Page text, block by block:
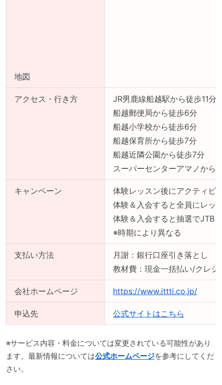
地図
アクセス・行き方
JR男鹿線船越駅から徒歩11分
船越郵便局から徒歩6分
船越小学校から徒歩6分
船越保育所から徒歩7分
船越近隣公園から徒歩7分
スーパーセンターアマノから
キャンペーン
体験レッスン後にアクティビ
体験＆入会すると全員にレッ
体験＆入会すると抽選でJTB
※時期により異なる
支払い方法
月謝：銀行口座引き落とし
教材費：現金一括払い/クレ
会社ホームページ https://www.ittti.co.jp/
申込先 公式サイトはこちら
※サービス内容・料金については変更されている可能性があり
ます。最新情報については公式ホームページを参考にしてくだ
さい。